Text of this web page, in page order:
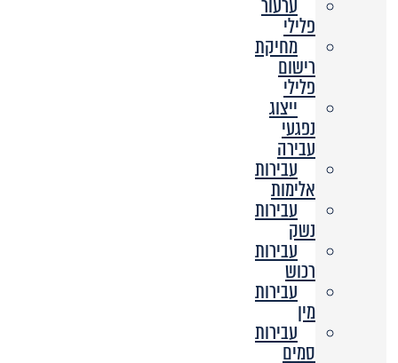
פלילי
מחיקת
רישום
פלילי
ייצוג
נפגעי
עבירה
עבירות
אלימות
עבירות
נשק
עבירות
רכוש
עבירות
מין
עבירות
סמים